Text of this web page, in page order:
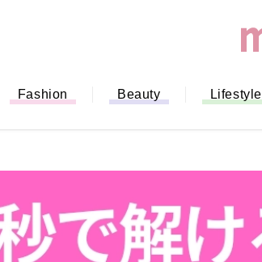
Fashion Beauty Lifestyle